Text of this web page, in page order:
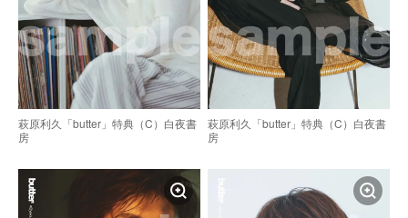
萩原利久「butter」特典（C）白夜書
房
萩原利久「butter」特典（C）白夜書
房